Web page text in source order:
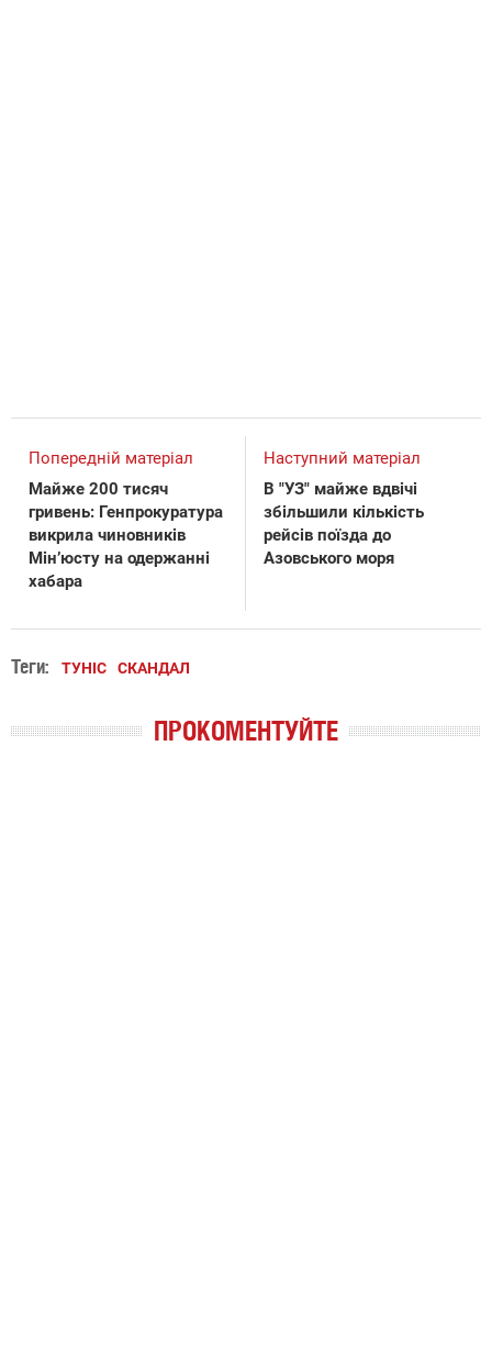
Попередній матеріал
Майже 200 тисяч
гривень: Генпрокуратура
викрила чиновників
Мін’юсту на одержанні
хабара
Наступний матеріал
В "УЗ" майже вдвічі
збільшили кількість
рейсів поїзда до
Азовського моря
Теги: ТУНІС СКАНДАЛ
ПРОКОМЕНТУЙТЕ